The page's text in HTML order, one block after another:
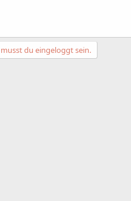
du eingeloggt sein.